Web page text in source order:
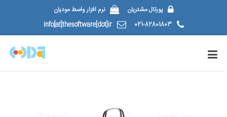
پورتال مشتریان
نرم افزار واسط مودیان
021-82801803
info[at]thesoftware[dot]ir